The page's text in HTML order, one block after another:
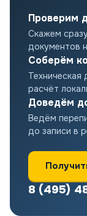
Проверим
Скажем
документов
Соберём
Техническая
расчёт
Доведём
Ведём
до записи в
8 (495)